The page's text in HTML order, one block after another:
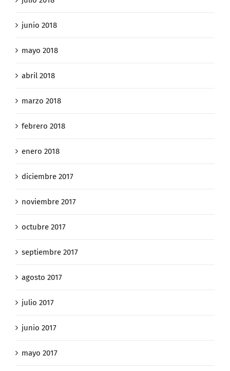
junio 2018
mayo 2018
abril 2018
marzo 2018
febrero 2018
enero 2018
diciembre 2017
noviembre 2017
octubre 2017
septiembre 2017
agosto 2017
julio 2017
junio 2017
mayo 2017